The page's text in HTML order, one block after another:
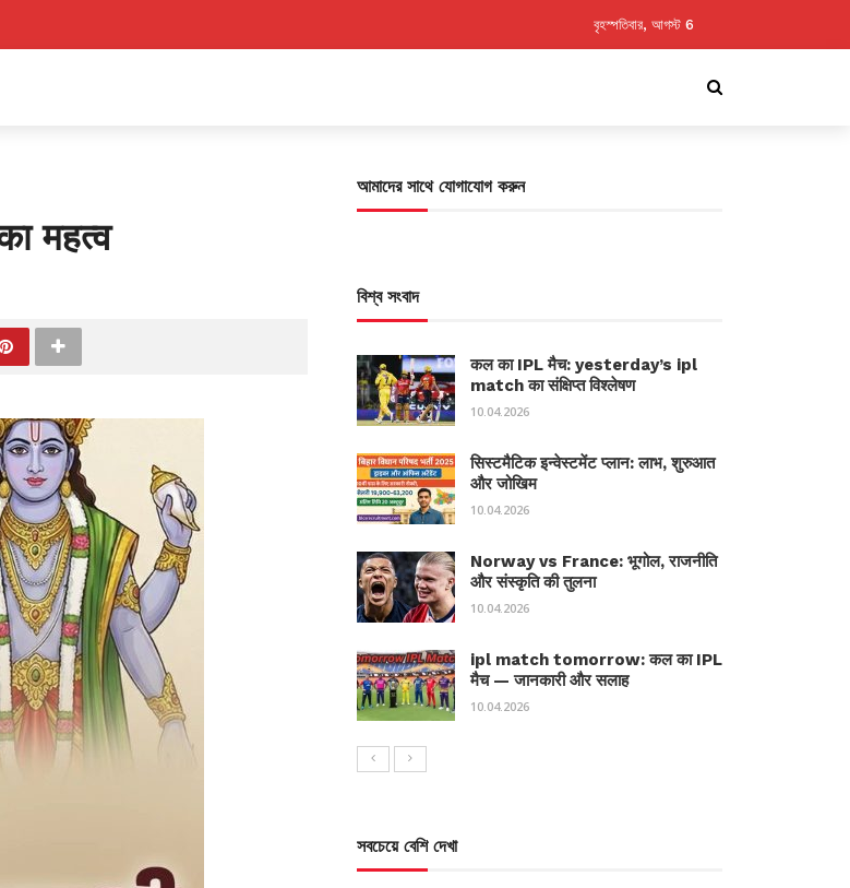
বৃহস্পতিবার, আগস্ট 6
महत्व
আমাদের সাথে যোগাযোগ করুন
বিশ্ব সংবাদ
कल का IPL मैच: yesterday’s ipl
match का संक्षिप्त विश्लेषण
10.04.2026
सिस्टमैटिक इन्वेस्टमेंट प्लान: लाभ, शुरुआत
और जोखिम
10.04.2026
Norway vs France: भूगोल, राजनीति
और संस्कृति की तुलना
10.04.2026
ipl match tomorrow: कल का IPL
मैच — जानकारी और सलाह
10.04.2026
সবচেয়ে বেশি দেখা